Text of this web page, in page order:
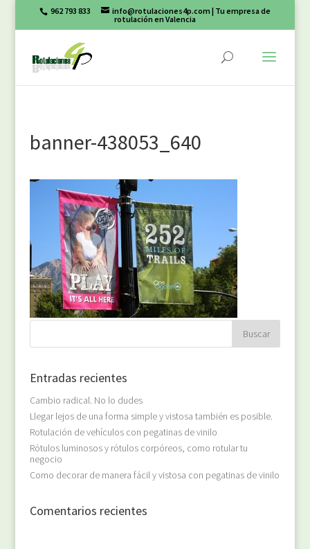
962 793 833 info@rotulaciones4p.com | Tu empresa de
rotulación en Valencia
banner-438053_640
Entradas recientes
Cambio radical. No lo dudes
Llegar lejos de una forma simple y vistosa también es posible.
Rotulación de vehículos con pegatinas de vinilo
Rótulos luminosos y rótulos corpóreos, como rotular tu
negocio
Como decorar de manera fácil y vistosa con pegatinas de vinilo
Comentarios recientes